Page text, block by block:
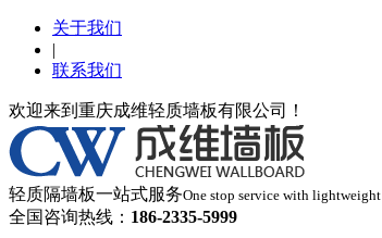
关于我们
|
联系我们
欢迎来到重庆成维轻质墙板有限公司！
轻质隔墙板一站式服务One stop service with lightweight
全国咨询热线： 186-2335-5999